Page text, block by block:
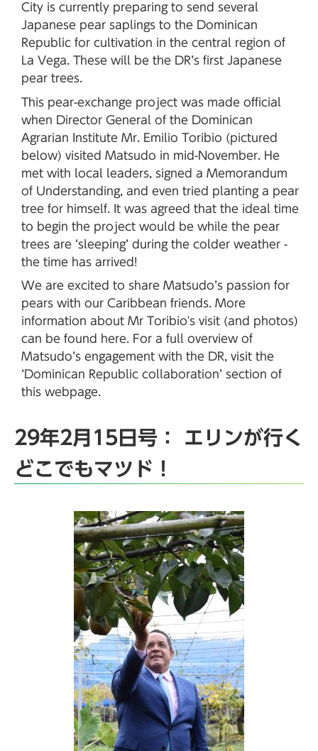
City is currently preparing to send several
Japanese pear saplings to the Dominican
Republic for cultivation in the central region of
La Vega. These will be the DR’s first Japanese
pear trees.
This pear-exchange project was made official
when Director General of the Dominican
Agrarian Institute Mr. Emilio Toribio (pictured
below) visited Matsudo in mid-November. He
met with local leaders, signed a Memorandum
of Understanding, and even tried planting a pear
tree for himself. It was agreed that the ideal time
to begin the project would be while the pear
trees are ‘sleeping’ during the colder weather -
the time has arrived!
We are excited to share Matsudo’s passion for
pears with our Caribbean friends. More
information about Mr Toribio's visit (and photos)
can be found here. For a full overview of
Matsudo’s engagement with the DR, visit the
‘Dominican Republic collaboration’ section of
this webpage.
29年2月15日号： エリンが行く
どこでもマツド！